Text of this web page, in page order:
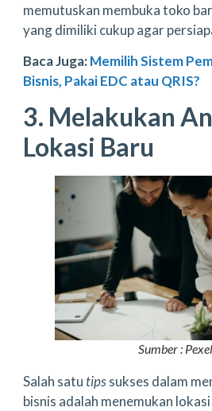
memutuskan membuka toko
yang dimiliki cukup agar
Baca Juga:Memilih Sistem
Bisnis, Pakai EDC atau QRIS?
3. Melakukan
Lokasi Baru
Sumber :
Salah satutipssukses dalam
bisnis adalah menemukan